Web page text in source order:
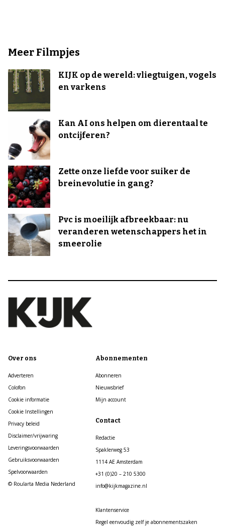
Meer Filmpjes
KIJK op de wereld: vliegtuigen, vogels
en varkens
Kan AI ons helpen om dierentaal te
ontcijferen?
Zette onze liefde voor suiker de
breinevolutie in gang?
Pvc is moeilijk afbreekbaar: nu
veranderen wetenschappers het in
smeerolie
Over ons
Adverteren
Colofon
Cookie informatie
Cookie Instellingen
Privacy beleid
Disclaimer/vrijwaring
Leveringsvoorwaarden
Gebruiksvoorwaarden
Spelvoorwaarden
© Roularta Media Nederland
Abonnementen
Abonneren
Nieuwsbrief
Mijn account
Contact
Redactie
Spaklerweg 53
1114 AE Amsterdam
+31 (0)20 – 210 5300
info@kijkmagazine.nl
Klantenservice
Regel eenvoudig zelf je abonnementszaken